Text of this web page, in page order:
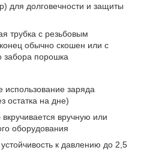
для долговечности и защиты
трубка с резьбовым
обычно скошен или с
забора порошка
использование заряда
остатка на дне)
вручную или
оборудования
к давлению до 2,5